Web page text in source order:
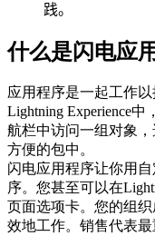
践。
什么是闪电应
应用程序是一起工作
Lightning Experience
航栏中访问一组对象
方便的包中。
闪电应用程序让你用
序。您甚至可以在
页面选项卡。您的组
效地工作。销售代表